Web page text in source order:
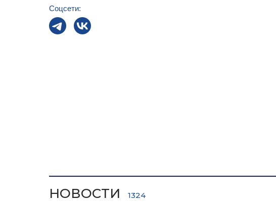
Соцсети:
НОВОСТИ 1324